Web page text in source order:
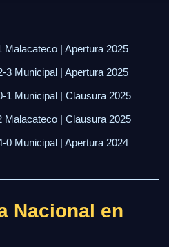
Malacateco | Apertura 2025
3 Municipal | Apertura 2025
1 Municipal | Clausura 2025
Malacateco | Clausura 2025
0 Municipal | Apertura 2024
Nacional en